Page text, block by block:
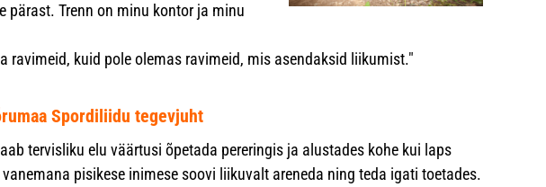
pärast. Trenn on minu kontor ja minu
ravimeid, kuid pole olemas ravimeid, mis asendaksid liikumist."
Spordiliidu tegevjuht
tervisliku elu väärtusi õpetada pereringis ja alustades kohe kui laps
pisikese inimese soovi liikuvalt areneda ning teda igati toetades.